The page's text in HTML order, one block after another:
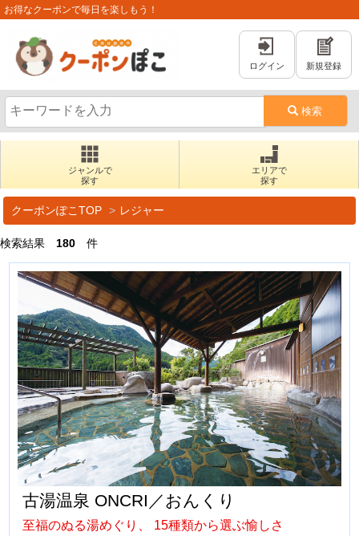
お得なクーポンで毎日を楽しもう！
検索
ログイン 新規登録
ジャンルで
探す
エリアで
探す
クーポンぽこTOP レジャー
検索結果 180 件
古湯温泉 ONCRI／おんくり
至福のぬる湯めぐり、 15種類から選ぶ愉しさ